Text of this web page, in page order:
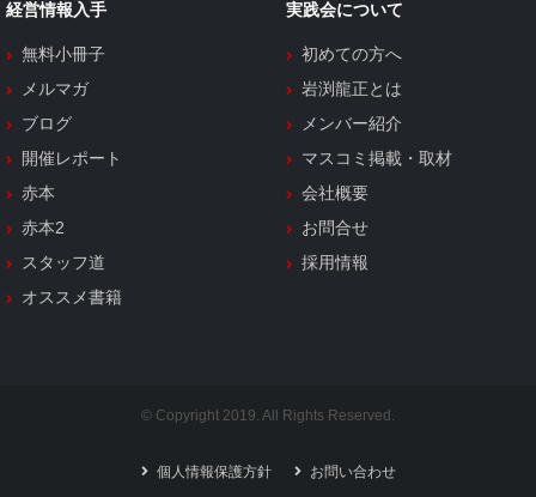
経営情報入手
無料小冊子
メルマガ
ブログ
開催レポート
赤本
赤本2
スタッフ道
オススメ書籍
実践会について
初めての方へ
岩渕龍正とは
メンバー紹介
マスコミ掲載・取材
会社概要
お問合せ
採用情報
© Copyright 2019. All Rights Reserved.
個人情報保護方針 お問い合わせ